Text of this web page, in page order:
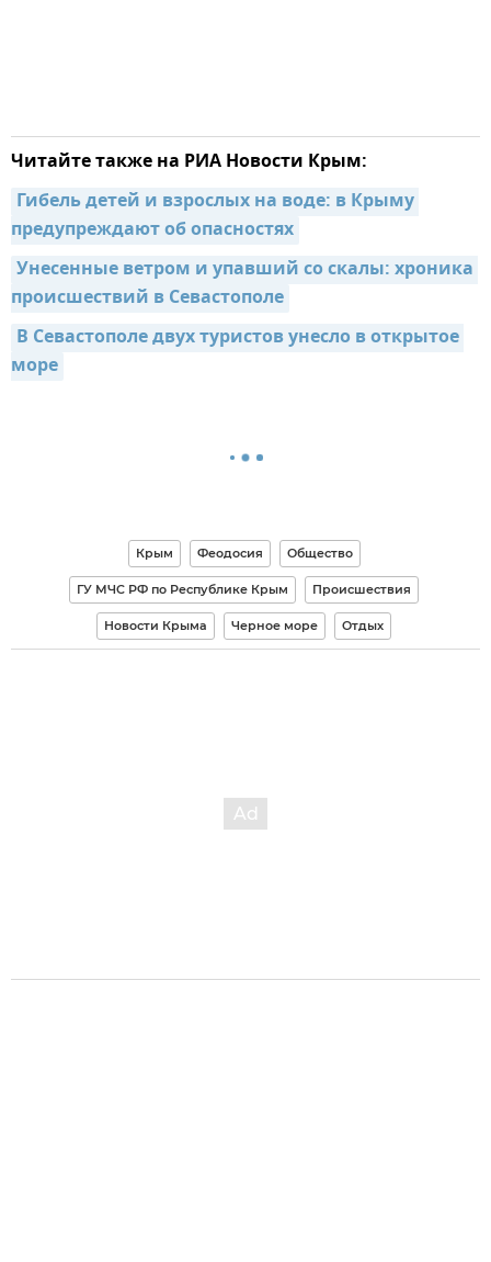
Читайте также на РИА Новости Крым:
Гибель детей и взрослых на воде: в Крыму
предупреждают об опасностях
Унесенные ветром и упавший со скалы: хроника
происшествий в Севастополе
В Севастополе двух туристов унесло в открытое
море
Крым Феодосия Общество
ГУ МЧС РФ по Республике Крым Происшествия
Новости Крыма Черное море Отдых